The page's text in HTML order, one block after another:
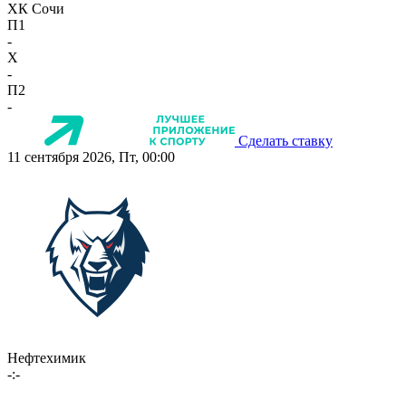
ХК Сочи
П1
-
X
-
П2
-
Сделать ставку
11 сентября 2026, Пт, 00:00
Нефтехимик
-:-